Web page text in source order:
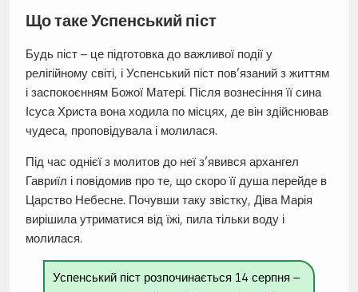
Що таке Успенський піст
Будь піст – це підготовка до важливої події у
релігійному світі, і Успенський піст пов’язаний з життям
і заспокоєнням Божої Матері. Після вознесіння її сина
Ісуса Христа вона ходила по місцях, де він здійснював
чудеса, проповідувала і молилася.
Під час однієї з молитов до неї з’явився архангел
Гавриїл і повідомив про те, що скоро її душа перейде в
Царство Небесне. Почувши таку звістку, Діва Марія
вирішила утриматися від їжі, пила тільки воду і
молилася.
Успенський піст розпочинається 14 серпня –